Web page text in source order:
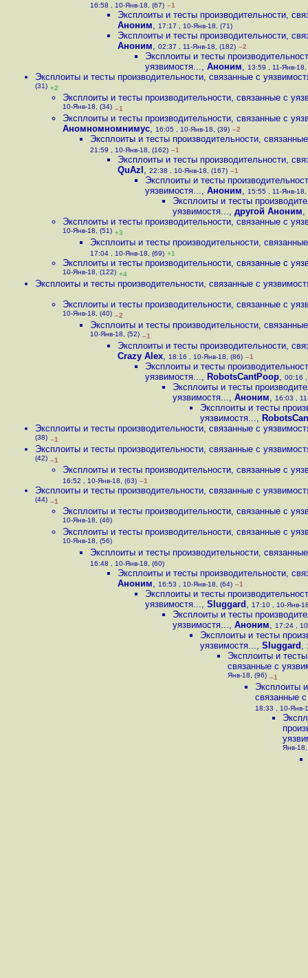
16:58 , 10-Янв-18, (67) –1
Эксплоиты и тесты производительности,
Аноним, 17:17 , 10-Янв-18, (71)
Эксплоиты и тесты производительности,
Аноним, 02:37 , 11-Янв-18, (182) –2
Эксплоиты и тесты
уязвимостя..., Аноним, 13:59 , 11-Янв-18,
Эксплоиты и тесты производительности, связанные с
(31) +2
Эксплоиты и тесты производительности, связанные с
10-Янв-18, (34) –1
Эксплоиты и тесты производительности, связанные с
Аномномномнимус, 16:05 , 10-Янв-18, (39) –2
Эксплоиты и тесты производительности,
21:59 , 10-Янв-18, (162) –1
Эксплоиты и тесты производительности,
QuAzI , 22:38 , 10-Янв-18, (167) –1
Эксплоиты и тесты
уязвимостя..., Аноним, 15:55 , 11-Янв-18,
Эксплоиты и тесты
уязвимостя..., другой Аноним,
Эксплоиты и тесты производительности, связанные с
10-Янв-18, (51) +3
Эксплоиты и тесты производительности,
17:04 , 10-Янв-18, (69) +1
Эксплоиты и тесты производительности, связанные с
10-Янв-18, (122) +4
Эксплоиты и тесты производительности, связанные с
Эксплоиты и тесты производительности, связанные с
10-Янв-18, (40) –2
Эксплоиты и тесты производительности,
10-Янв-18, (52) –1
Эксплоиты и тесты производительности,
Crazy Alex, 18:16 , 10-Янв-18, (86) –1
Эксплоиты и тесты
уязвимостя..., RobotsCantPoop, 00:16
Эксплоиты и тесты
уязвимостя..., Аноним, 16:03 ,
Эксплоиты и тесты
уязвимостя...,
Эксплоиты и тесты производительности, связанные с
(38) –1
Эксплоиты и тесты производительности, связанные с
(42) –1
Эксплоиты и тесты производительности, связанные с
16:52 , 10-Янв-18, (63) –1
Эксплоиты и тесты производительности, связанные с
(44) –1
Эксплоиты и тесты производительности, связанные с
10-Янв-18, (46)
Эксплоиты и тесты производительности, связанные с
10-Янв-18, (56)
Эксплоиты и тесты производительности,
16:48 , 10-Янв-18, (60)
Эксплоиты и тесты производительности,
Аноним, 16:53 , 10-Янв-18, (64) –1
Эксплоиты и тесты
уязвимостя..., Sluggard , 17:10 , 10-Янв-
Эксплоиты и тесты
уязвимостя..., Аноним, 17:24 ,
Эксплоиты и тесты
уязвимостя..., Sluggard ,
Эксплоиты и
связанные с
Янв-18, (96) –1
Эксплоиты
связанные
18:33 , 10-Янв-
Янв-